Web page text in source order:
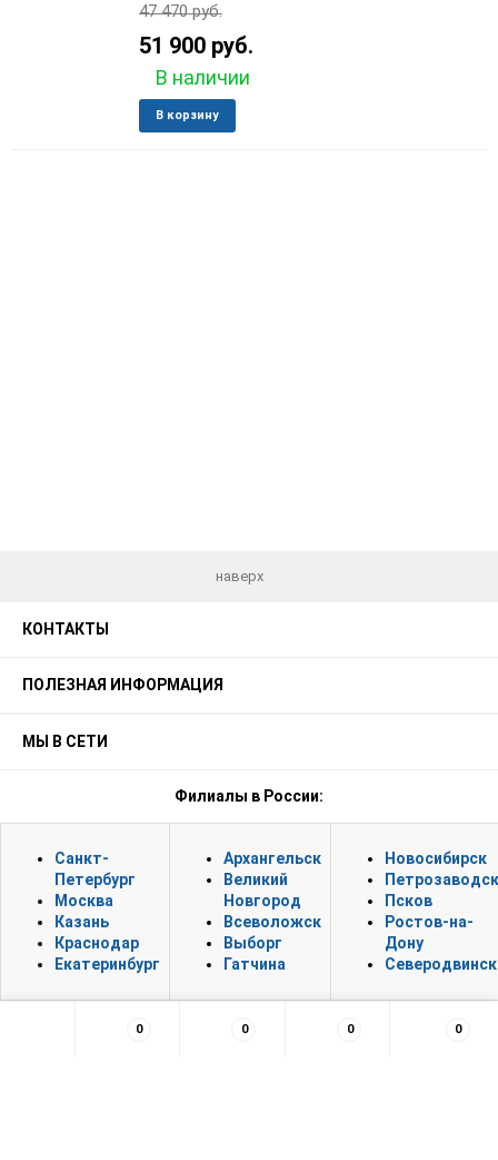
47 470 руб.
51 900 руб.
В наличии
В корзину
наверх
КОНТАКТЫ
ПОЛЕЗНАЯ ИНФОРМАЦИЯ
МЫ В СЕТИ
Филиалы в России:
Санкт-
Петербург
Москва
Казань
Краснодар
Екатеринбург
Архангельск
Великий
Новгород
Всеволожск
Выборг
Гатчина
Новосибирск
Петрозаводск
Псков
Ростов-на-
Дону
Северодвинск
0 0 0 0